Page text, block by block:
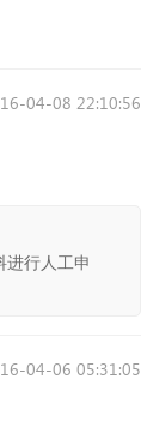
04-08 22:10:56
行人工申
04-06 05:31:05